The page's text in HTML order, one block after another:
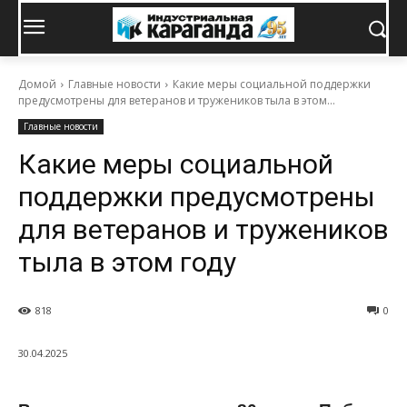
Домой Главные новости
Какие меры социальной поддержки
предусмотрены для ветеранов и тружеников тыла в этом...
Главные новости
Какие меры социальной
поддержки предусмотрены
для ветеранов и тружеников
тыла в этом году
0
818
30.04.2025